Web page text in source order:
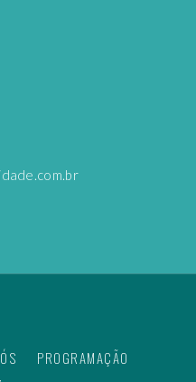
PROGRAMAÇÃO